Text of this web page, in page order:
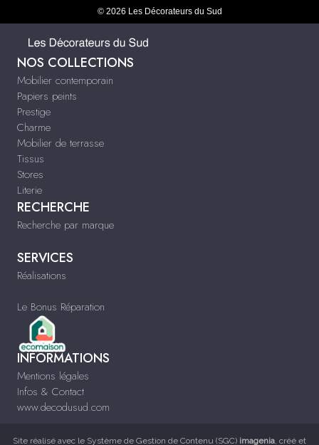
© 2026 Les Décorateurs du Sud
NOS COLLECTIONS
Mobilier contemporain
Papiers peints
Prestige
Charme
Mobilier de terrasse
Tissus
Stores
Literie
RECHERCHE
Recherche par marque
SERVICES
Réalisations
Le Bonus Réparation
INFORMATIONS
Mentions légales
Infos & Contact
www.decodusud.com
Site réalisé avec le Système de Gestion de Contenu (SGC) imagenia, créé et